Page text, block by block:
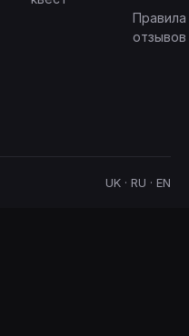
отзывов
UK · RU · EN